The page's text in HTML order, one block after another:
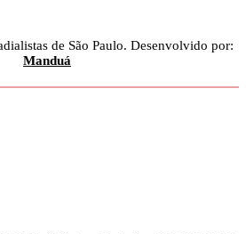
de São Paulo. Desenvolvido por:
Manduá